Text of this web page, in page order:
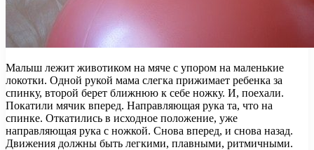
Малыш лежит животиком на мяче с упором на маленькие
локотки. Одной рукой мама слегка прижимает ребенка за
спинку, второй берет ближнюю к себе ножку. И, поехали.
Покатили мячик вперед. Направляющая рука та, что на
спинке. Откатились в исходное положение, уже
направляющая рука с ножкой. Снова вперед, и снова назад.
Движения должны быть легкими, плавными, ритмичными.